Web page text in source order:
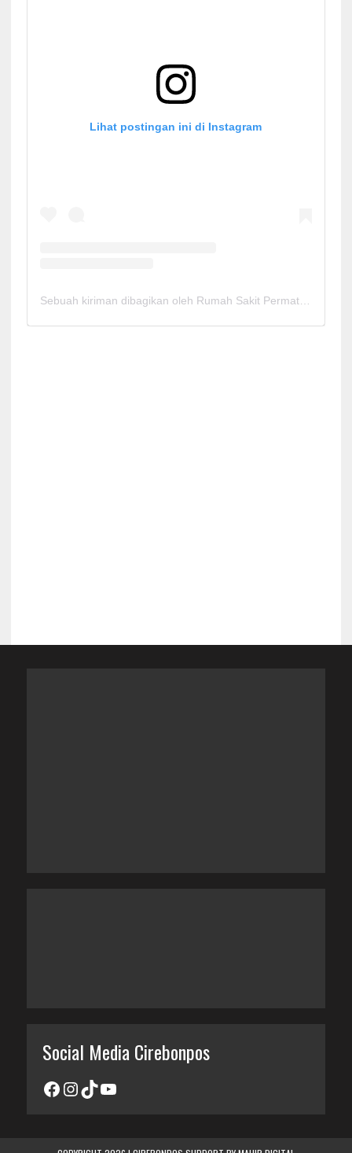
Lihat postingan ini di Instagram
Sebuah kiriman dibagikan oleh Rumah Sakit Permata Cirebon (@rspermatacirebon)
Social Media Cirebonpos